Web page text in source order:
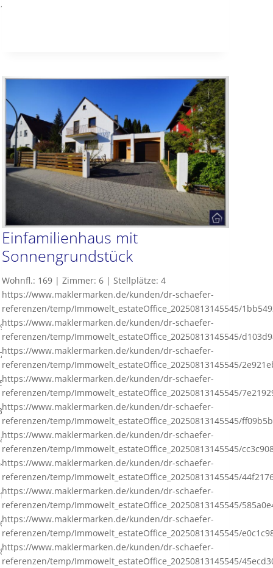
Einfamilienhaus mit
Sonnengrundstück
Wohnfl.: 169 | Zimmer: 6 | Stellplätze: 4
https://www.maklermarken.de/kunden/dr-schaefer-
referenzen/temp/Immowelt_estateOffice_20250813145545/
https://www.maklermarken.de/kunden/dr-schaefer-
referenzen/temp/Immowelt_estateOffice_20250813145545/
https://www.maklermarken.de/kunden/dr-schaefer-
referenzen/temp/Immowelt_estateOffice_20250813145545/
https://www.maklermarken.de/kunden/dr-schaefer-
referenzen/temp/Immowelt_estateOffice_20250813145545/
https://www.maklermarken.de/kunden/dr-schaefer-
referenzen/temp/Immowelt_estateOffice_20250813145545/
https://www.maklermarken.de/kunden/dr-schaefer-
referenzen/temp/Immowelt_estateOffice_20250813145545/
https://www.maklermarken.de/kunden/dr-schaefer-
referenzen/temp/Immowelt_estateOffice_20250813145545/
https://www.maklermarken.de/kunden/dr-schaefer-
referenzen/temp/Immowelt_estateOffice_20250813145545/
https://www.maklermarken.de/kunden/dr-schaefer-
referenzen/temp/Immowelt_estateOffice_20250813145545/
https://www.maklermarken.de/kunden/dr-schaefer-
referenzen/temp/Immowelt_estateOffice_20250813145545/